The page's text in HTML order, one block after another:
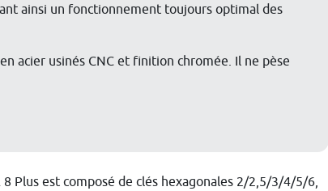
ainsi un fonctionnement toujours optimal des
acier usinés CNC et finition chromée. Il ne pèse
8 Plus est composé de clés hexagonales 2/2,5/3/4/5/6,